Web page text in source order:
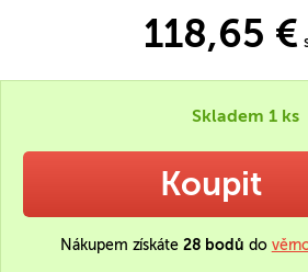
118,65 €
Skladem 1 ks
Koupit
Nákupem získáte 28 bodů do